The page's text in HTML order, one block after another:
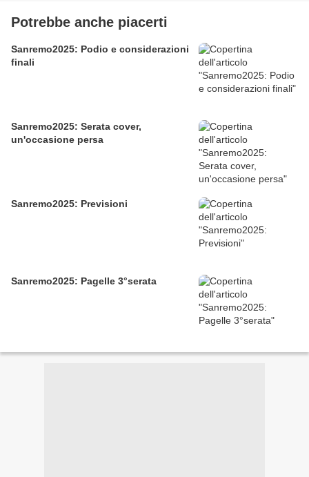
Potrebbe anche piacerti
Sanremo2025: Podio e considerazioni
finali
Sanremo2025: Serata cover,
un'occasione persa
Sanremo2025: Previsioni
Sanremo2025: Pagelle 3°serata